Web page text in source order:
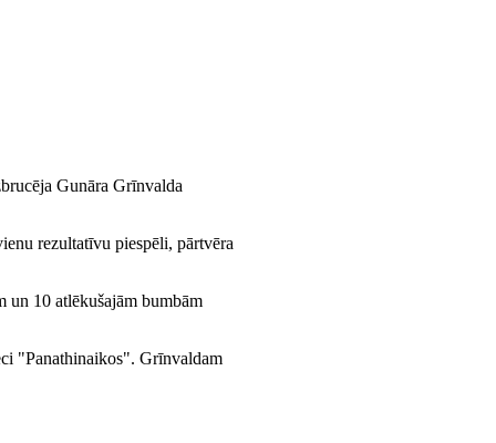
Gunāra Grīnvalda
rezultatīvu piespēli, pārtvēra
un 10 atlēkušajām bumbām
"Panathinaikos". Grīnvaldam